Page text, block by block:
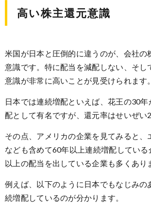
高い株主還元意識
米国が日本と圧倒的に違うのが、会社の
意識です。特に配当を減配しない、そし
意識が非常に高いことが見受けられます。
日本では連続増配といえば、花王の30
配として有名ですが、還元率はせいぜい
その点、アメリカの企業を見てみると、
なども含めて60年以上連続増配している
以上の配当を出している企業も多くあり
例えば、以下のように日本でもなじみの
続増配しているのが分かります。